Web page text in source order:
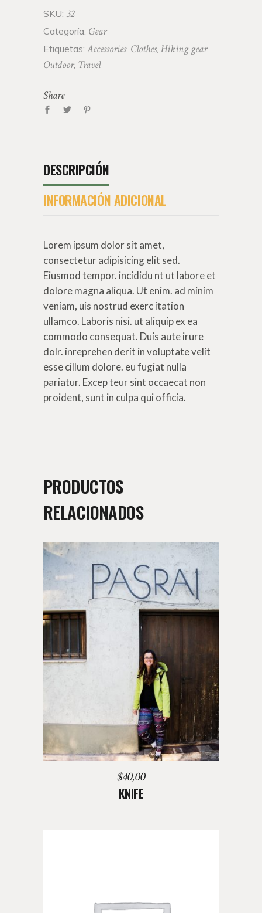
SKU: 32
Categoría: Gear
Etiquetas: Accessories, Clothes, Hiking gear,
Outdoor, Travel
Share
DESCRIPCIÓN
INFORMACIÓN ADICIONAL
Lorem ipsum dolor sit amet,
consectetur adipisicing elit sed.
Eiusmod tempor. incididu nt ut labore et
dolore magna aliqua. Ut enim. ad minim
veniam, uis nostrud exerc itation
ullamco. Laboris nisi. ut aliquip ex ea
commodo consequat. Duis aute irure
dolr. inreprehen derit in voluptate velit
esse cillum dolore. eu fugiat nulla
pariatur. Excep teur sint occaecat non
proident, sunt in culpa qui officia.
PRODUCTOS
RELACIONADOS
AGREGAR AL CARRITO
$40,00
KNIFE